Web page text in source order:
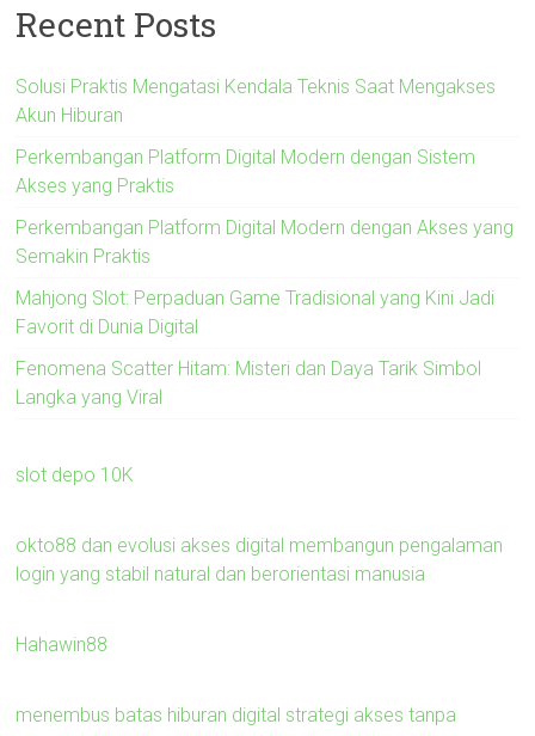
Recent Posts
Solusi Praktis Mengatasi Kendala Teknis Saat Mengakses
Akun Hiburan
Perkembangan Platform Digital Modern dengan Sistem
Akses yang Praktis
Perkembangan Platform Digital Modern dengan Akses yang
Semakin Praktis
Mahjong Slot: Perpaduan Game Tradisional yang Kini Jadi
Favorit di Dunia Digital
Fenomena Scatter Hitam: Misteri dan Daya Tarik Simbol
Langka yang Viral
slot depo 10K
okto88 dan evolusi akses digital membangun pengalaman
login yang stabil natural dan berorientasi manusia
Hahawin88
menembus batas hiburan digital strategi akses tanpa